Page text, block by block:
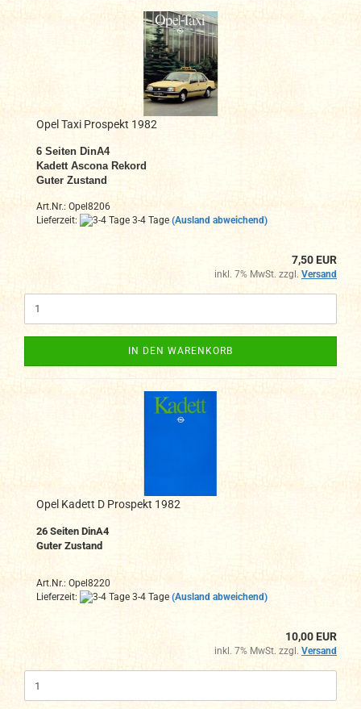
Opel Taxi Prospekt 1982
6 Seiten DinA4
Kadett Ascona Rekord
Guter Zustand
Art.Nr.: Opel8206
Lieferzeit:
3-4 Tage (Ausland abweichend)
7,50 EUR
inkl. 7% MwSt. zzgl. Versand
IN DEN WARENKORB
Opel Kadett D Prospekt 1982
26 Seiten DinA4
Guter Zustand
Art.Nr.: Opel8220
Lieferzeit:
3-4 Tage (Ausland abweichend)
10,00 EUR
inkl. 7% MwSt. zzgl. Versand